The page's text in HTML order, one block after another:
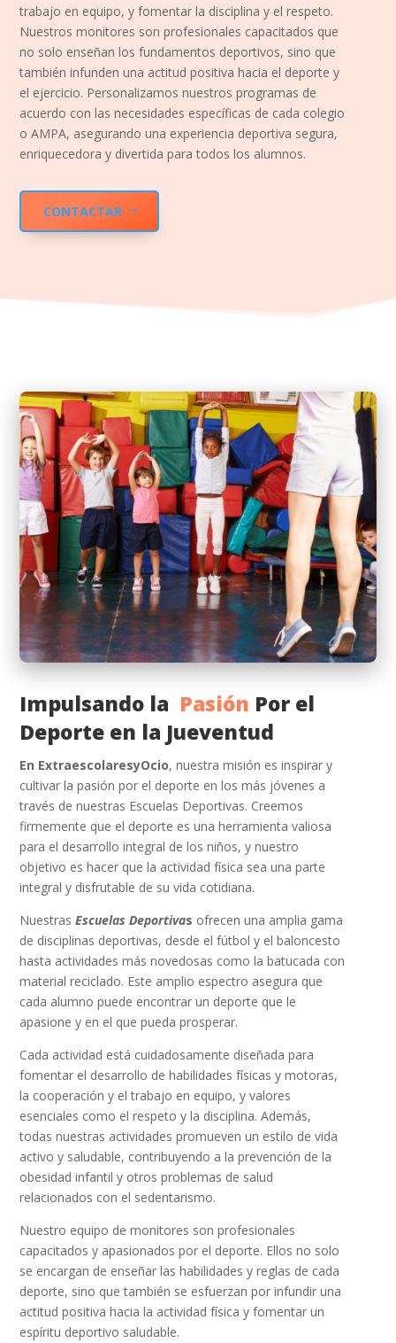
trabajo en equipo, y fomentar la disciplina y el respeto.
Nuestros monitores son profesionales capacitados que
no solo enseñan los fundamentos deportivos, sino que
también infunden una actitud positiva hacia el deporte y
el ejercicio. Personalizamos nuestros programas de
acuerdo con las necesidades específicas de cada colegio
o AMPA, asegurando una experiencia deportiva segura,
enriquecedora y divertida para todos los alumnos.
CONTACTAR
Impulsando la Pasión Por el
Deporte en la Jueventud
En ExtraescolaresyOcio, nuestra misión es inspirar y
cultivar la pasión por el deporte en los más jóvenes a
través de nuestras Escuelas Deportivas. Creemos
firmemente que el deporte es una herramienta valiosa
para el desarrollo integral de los niños, y nuestro
objetivo es hacer que la actividad física sea una parte
integral y disfrutable de su vida cotidiana.
NuestrasEscuelas Deportivas ofrecen una amplia gama
de disciplinas deportivas, desde el fútbol y el baloncesto
hasta actividades más novedosas como la batucada con
material reciclado. Este amplio espectro asegura que
cada alumno puede encontrar un deporte que le
apasione y en el que pueda prosperar.
Cada actividad está cuidadosamente diseñada para
fomentar el desarrollo de habilidades físicas y motoras,
la cooperación y el trabajo en equipo, y valores
esenciales como el respeto y la disciplina. Además,
todas nuestras actividades promueven un estilo de vida
activo y saludable, contribuyendo a la prevención de la
obesidad infantil y otros problemas de salud
relacionados con el sedentarismo.
Nuestro equipo de monitores son profesionales
capacitados y apasionados por el deporte. Ellos no solo
se encargan de enseñar las habilidades y reglas de cada
deporte, sino que también se esfuerzan por infundir una
actitud positiva hacia la actividad física y fomentar un
espíritu deportivo saludable.